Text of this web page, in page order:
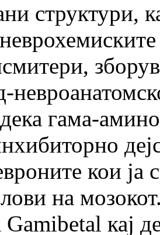
структури,
гама-
кои ја
на
Gamibetal кај